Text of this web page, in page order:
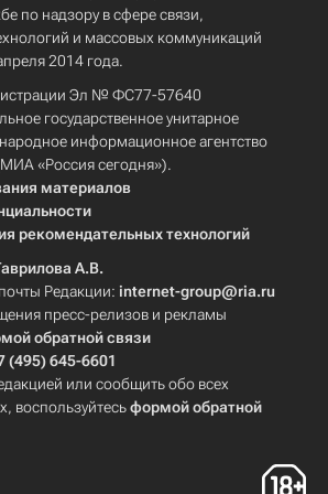
по надзору в сфере связи,
и массовых коммуникаций
2014 года.
Эл № ФС77-57640
государственное унитарное
информационное агентство
«Россия сегодня»).
материалов
рекомендательных технологий
А.В.
Редакции: internet-group@ria.ru
пресс-релизов и рекламы
обратной связи
(495) 645-6601
или сообщить обо всех
воспользуйтесьформой обратной